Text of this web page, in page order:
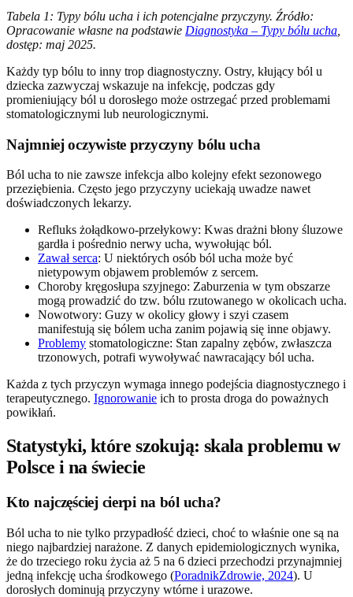
Tabela 1: Typy bólu ucha i ich potencjalne przyczyny. Źródło:
Opracowanie własne na podstawie Diagnostyka – Typy bólu ucha
dostęp: maj 2025.
Każdy typ bólu to inny trop diagnostyczny. Ostry, kłujący ból u
dziecka zazwyczaj wskazuje na infekcję, podczas gdy
promieniujący ból u dorosłego może ostrzegać przed problemami
stomatologicznymi lub neurologicznymi.
Najmniej oczywiste przyczyny bólu ucha
Ból ucha to nie zawsze infekcja albo kolejny efekt sezonowego
przeziębienia. Często jego przyczyny uciekają uwadze nawet
doświadczonych lekarzy.
Refluks żołądkowo-przełykowy: Kwas drażni błony śluzowe
gardła i pośrednio nerwy ucha, wywołując ból.
Zawał serca: U niektórych osób ból ucha może być
nietypowym objawem problemów z sercem.
Choroby kręgosłupa szyjnego: Zaburzenia w tym obszarze
mogą prowadzić do tzw. bólu rzutowanego w okolicach ucha.
Nowotwory: Guzy w okolicy głowy i szyi czasem
manifestują się bólem ucha zanim pojawią się inne objawy.
Problemy stomatologiczne: Stan zapalny zębów, zwłaszcza
trzonowych, potrafi wywoływać nawracający ból ucha.
Każda z tych przyczyn wymaga innego podejścia diagnostycznego i
terapeutycznego. Ignorowanie ich to prosta droga do poważnych
powikłań.
Statystyki, które szokują: skala problemu w
Polsce i na świecie
Kto najczęściej cierpi na ból ucha?
Ból ucha to nie tylko przypadłość dzieci, choć to właśnie one są na
niego najbardziej narażone. Z danych epidemiologicznych wynika,
że do trzeciego roku życia aż 5 na 6 dzieci przechodzi przynajmniej
jedną infekcję ucha środkowego (PoradnikZdrowie, 2024). U
dorosłych dominują przyczyny wtórne i urazowe.